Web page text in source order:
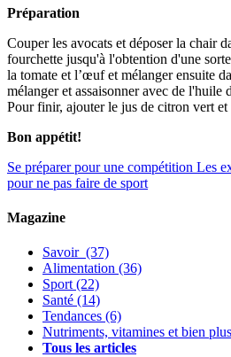
Préparation
Couper les avocats et déposer la chair
fourchette jusqu'à l'obtention d'une
la tomate et l’œuf et mélanger ensuite
mélanger et assaisonner avec de l'huile
Pour finir, ajouter le jus de citron vert et
Bon appétit!
Se préparer pour une compétition Les
pour ne pas faire de sport
Magazine
Savoir (37)
Alimentation (36)
Sport(22)
Santé (14)
Tendances (6)
Nutriments, vitamines et bien
Tous les articles